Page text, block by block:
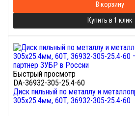
В корзину
Купить в 1 клик
Быстрый просмотр
DA-36932-305-25.4-60
Диск пильный по металлу и
305х25.4мм, 60Т, 36932-305-25.4-60